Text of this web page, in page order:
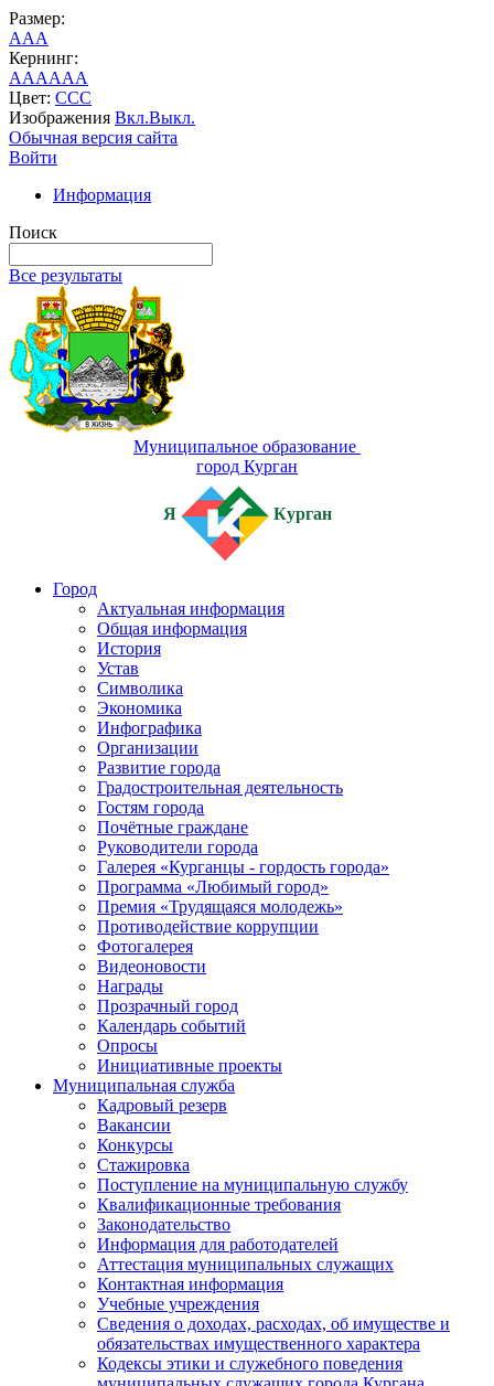
Размер:
AAA
Кернинг:
AAAAAA
Цвет: CCC
Изображения Вкл.Выкл.
Обычная версия сайта
Войти
Информация
Поиск
Все результаты
Муниципальное образование
город Курган
Я Курган
Город
Актуальная информация
Общая информация
История
Устав
Символика
Экономика
Инфографика
Организации
Развитие города
Градостроительная деятельность
Гостям города
Почётные граждане
Руководители города
Галерея «Курганцы - гордость города»
Программа «Любимый город»
Премия «Трудящаяся молодежь»
Противодействие коррупции
Фотогалерея
Видеоновости
Награды
Прозрачный город
Календарь событий
Опросы
Инициативные проекты
Муниципальная служба
Кадровый резерв
Вакансии
Конкурсы
Стажировка
Поступление на муниципальную службу
Квалификационные требования
Законодательство
Информация для работодателей
Аттестация муниципальных служащих
Контактная информация
Учебные учреждения
Сведения о доходах, расходах, об имуществе и
обязательствах имущественного характера
Кодексы этики и служебного поведения